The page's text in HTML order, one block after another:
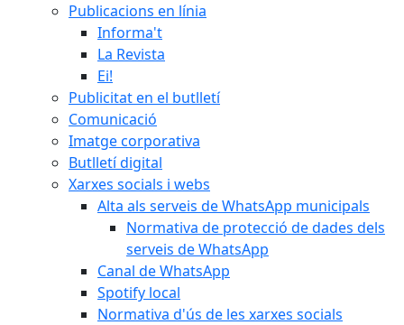
Publicacions en línia
Informa't
La Revista
Ei!
Publicitat en el butlletí
Comunicació
Imatge corporativa
Butlletí digital
Xarxes socials i webs
Alta als serveis de WhatsApp municipals
Normativa de protecció de dades dels
serveis de WhatsApp
Canal de WhatsApp
Spotify local
Normativa d'ús de les xarxes socials